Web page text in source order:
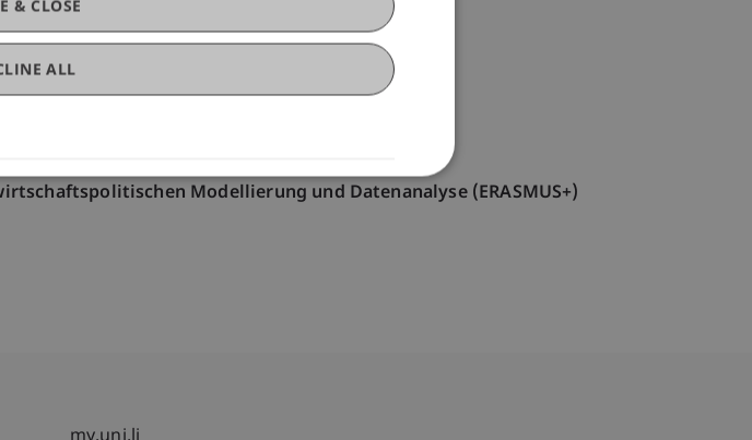
Modellierung und Datenanalyse (ERASMUS+)
& CLOSE
ALL